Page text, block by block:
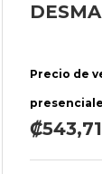
Precio de